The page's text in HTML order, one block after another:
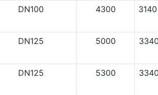
DN100 4300
DN125 5000
DN125 5300